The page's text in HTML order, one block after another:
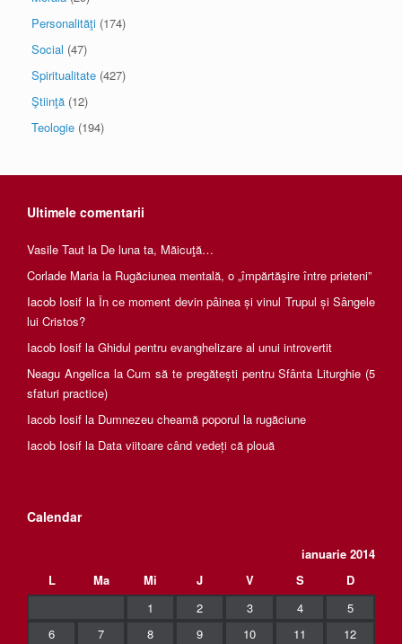
Personalităţi (174)
Social (47)
Spiritualitate (427)
Ştiinţă (12)
Teologie (194)
Ultimele comentarii
Vasile Taut la De luna ta, Măicuţă…
Corlade Maria la Rugăciunea mentală, o „împărtăşire între prieteni”
Iacob Iosif la În ce moment devin pâinea și vinul Trupul și Sângele
lui Cristos?
Iacob Iosif la Ghidul pentru evanghelizare al unui introvertit
Neagu AngelicalaCum să te pregătești pentru Sfânta Liturghie (5
sfaturi practice)
Iacob Iosif la Dumnezeu cheamă poporul la rugăciune
Iacob Iosif la Data viitoare când vedeți că plouă
Calendar
ianuarie 2014
L
Ma Mi J V S
D
1
2 3 4
5
6
7 8 9 10 11 12